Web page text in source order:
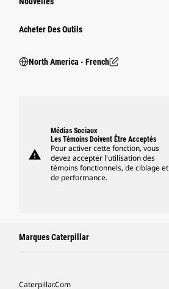
Acheter Des Outils
North America - French
warning
Médias Sociaux
Les Témoins Doivent Être Acceptés
Pour activer cette fonction, vous
devez accepter l'utilisation des
témoins fonctionnels, de ciblage et
de performance.
Marques Caterpillar
Caterpillar.com